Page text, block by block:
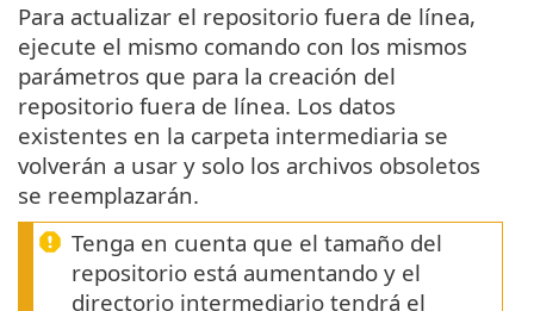
Para actualizar el repositorio fuera de línea,
ejecute el mismo comando con los mismos
parámetros que para la creación del
repositorio fuera de línea. Los datos
existentes en la carpeta intermediaria se
volverán a usar y solo los archivos obsoletos
se reemplazarán.
Tenga en cuenta que el tamaño del
repositorio está aumentando y el
directorio intermediario tendrá el